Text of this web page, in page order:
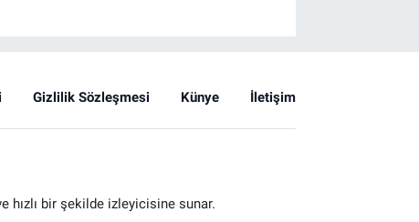
Gizlilik Sözleşmesi Künye İletişim
hızlı bir şekilde izleyicisine sunar.